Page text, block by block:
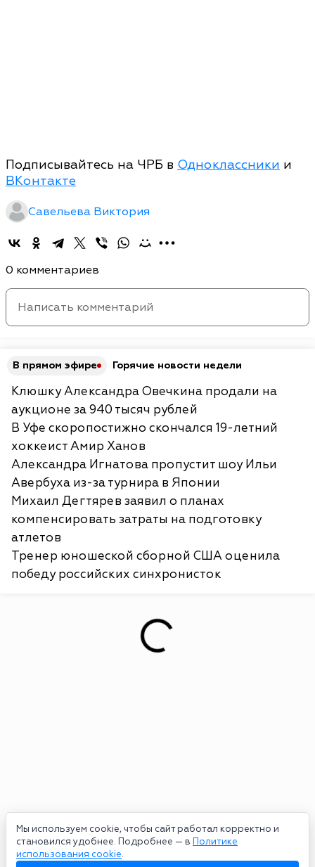
Мы используем cookie, чтобы сайт работал корректно и
становился удобнее. Подробнее — в Политике
использования cookie.
Подписывайтесь на ЧРБ в Одноклассники и
ВКонтакте
Савельева Виктория
0 комментариев
В прямом эфире Горячие новости недели
Клюшку Александра Овечкина продали на
аукционе за 940 тысяч рублей
В Уфе скоропостижно скончался 19-летний
хоккеист Амир Ханов
Александра Игнатова пропустит шоу Ильи
Авербуха из-за турнира в Японии
Михаил Дегтярев заявил о планах
компенсировать затраты на подготовку
атлетов
Тренер юношеской сборной США оценила
победу российских синхронисток